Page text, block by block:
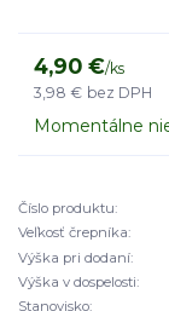
4,90 €/ks
3,98 € bez DPH
Momentálne
Číslo produktu:
Veľkosť črepníka:
Výška pri dodaní:
Výška v dospelosti:
Stanovisko: